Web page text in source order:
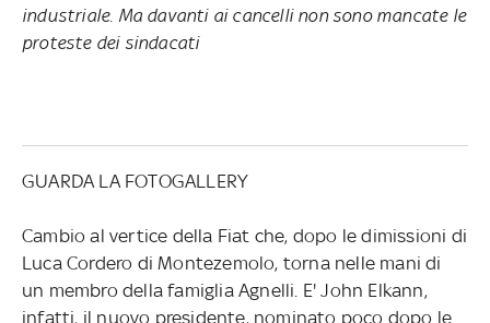
industriale. Ma davanti ai cancelli non sono mancate le
proteste dei sindacati
GUARDA LA FOTOGALLERY
Cambio al vertice della Fiat che, dopo le dimissioni di
Luca Cordero di Montezemolo, torna nelle mani di
un membro della famiglia Agnelli. E' John Elkann,
infatti, il nuovo presidente, nominato poco dopo le